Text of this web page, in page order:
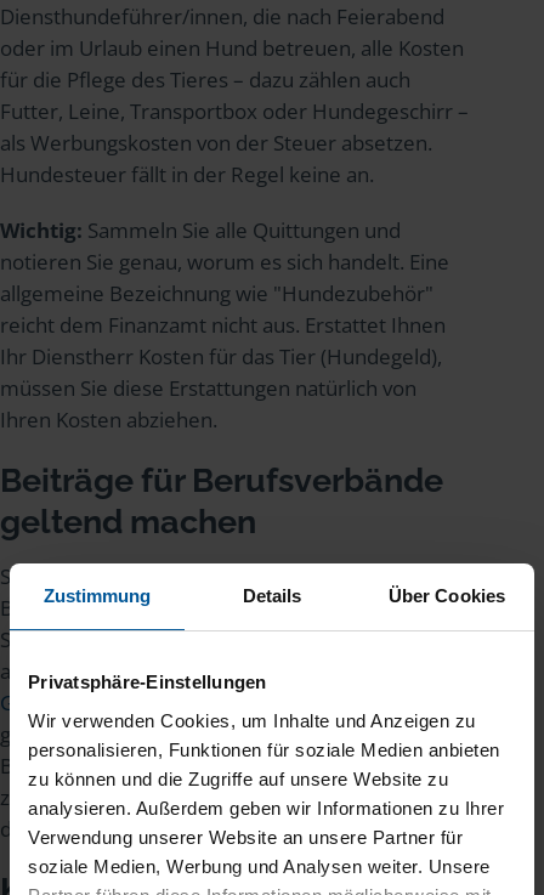
Zustimmung Details Über Cookies
Privatsphäre-Einstellungen
Wir verwenden Cookies, um Inhalte und Anzeigen zu
personalisieren, Funktionen für soziale Medien anbieten
zu können und die Zugriffe auf unsere Website zu
analysieren. Außerdem geben wir Informationen zu Ihrer
Verwendung unserer Website an unsere Partner für
soziale Medien, Werbung und Analysen weiter. Unsere
Diensthundeführer/innen, die nach Feierabend
oder im Urlaub einen Hund betreuen, alle Kosten
für die Pflege des Tieres – dazu zählen auch
Futter, Leine, Transportbox oder Hundegeschirr –
als Werbungskosten von der Steuer absetzen.
Hundesteuer fällt in der Regel keine an.
Wichtig: Sammeln Sie alle Quittungen und
notieren Sie genau, worum es sich handelt. Eine
allgemeine Bezeichnung wie "Hundezubehör"
reicht dem Finanzamt nicht aus. Erstattet Ihnen
Ihr Dienstherr Kosten für das Tier (Hundegeld),
müssen Sie diese Erstattungen natürlich von
Ihren Kosten abziehen.
Beiträge für Berufsverbände
geltend machen
Sie sind Mitglied im Deutschen
BundeswehrVerband e. V. (DBwV)? Dann können
Sie Ihren Mitgliedsbeitrag von der Steuer
absetzen. Und auch die Beiträge zu
Gewerkschaften
geltend machen. Denn alle Beiträge zu
Berufsverbänden und Gewerkschaften gehören
zu den Ausgaben rund um den Job und sind
deshalb im Steuerrecht Werbungskosten.